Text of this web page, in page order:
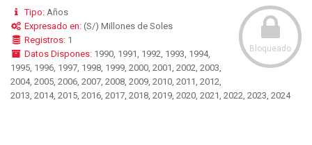
Bloqueado
Tipo:Años
Expresado en:(S/) Millones de Soles
Registros:1
Datos Dispones:1990, 1991, 1992, 1993, 1994,
1995, 1996, 1997, 1998, 1999, 2000, 2001, 2002, 2003,
2004, 2005, 2006, 2007, 2008, 2009, 2010, 2011, 2012,
2013, 2014, 2015, 2016, 2017, 2018, 2019, 2020, 2021, 2022, 2023, 2024